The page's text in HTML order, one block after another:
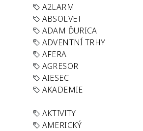
A2LARM
ABSOLVET
ADAM ĎURICA
ADVENTNÍ TRHY
AFERA
AGRESOR
AIESEC
AKADEMIE
AKTIVITY
AMERICKÝ